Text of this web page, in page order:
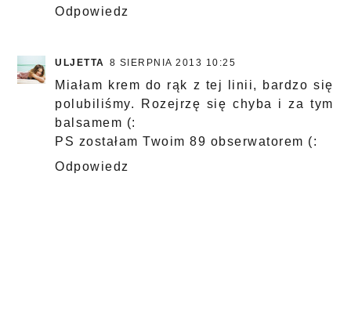
Odpowiedz
ULJETTA 8 SIERPNIA 2013 10:25
Miałam krem do rąk z tej linii, bardzo się
polubiliśmy. Rozejrzę się chyba i za tym
balsamem (:
PS zostałam Twoim 89 obserwatorem (:
Odpowiedz